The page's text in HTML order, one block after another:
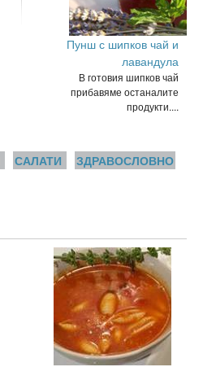
Пунш с шипков чай и
лавандула
В готовия шипков чай
прибавяме останалите
продукти....
САЛАТИ ЗДРАВОСЛОВНО